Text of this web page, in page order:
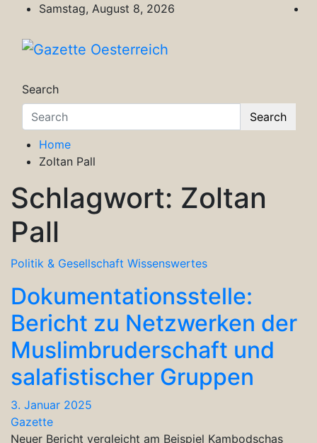
content
Samstag, August 8, 2026
Search
Search
Home
Zoltan Pall
Schlagwort: Zoltan
Pall
Politik & Gesellschaft Wissenswertes
Dokumentationsstelle:
Bericht zu Netzwerken der
Muslimbruderschaft und
salafistischer Gruppen
3. Januar 2025
Gazette
Neuer Bericht vergleicht am Beispiel Kambodschas